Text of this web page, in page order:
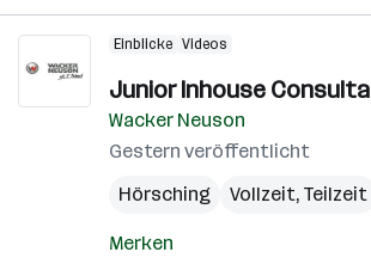
Einblicke Videos
Junior Inhouse
Wacker Neuson
Gestern veröffentlicht
Hörsching
Vollzeit, Teilzeit
Merken